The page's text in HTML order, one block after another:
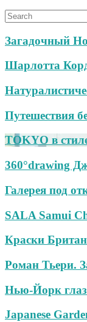
Search
for:
Загадочный
Шарлотта
Путешествия
TOKYO в
360°drawing
Галерея под
SALA Samui
Краски
Роман Тьери.
Нью-Йорк
Japanese